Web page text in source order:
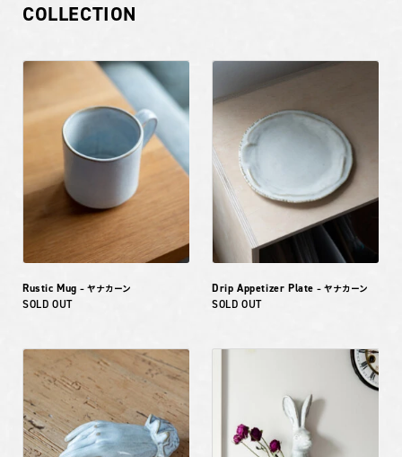
COLLECTION
Rustic Mug – ヤナカーン
SOLD OUT
Drip Appetizer Plate – ヤナカーン
SOLD OUT